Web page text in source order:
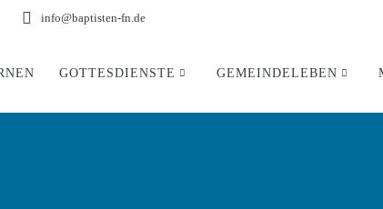
info@baptisten-fn.de
GOTTESDIENSTE GEMEINDELEBEN